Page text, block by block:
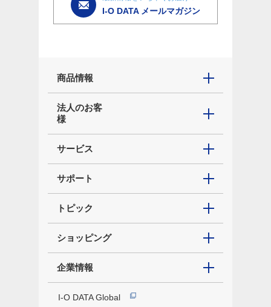
I-O DATA メールマガジン
商品情報
法人のお客
様
サービス
サポート
トピック
ショッピング
企業情報
I-O DATA Global